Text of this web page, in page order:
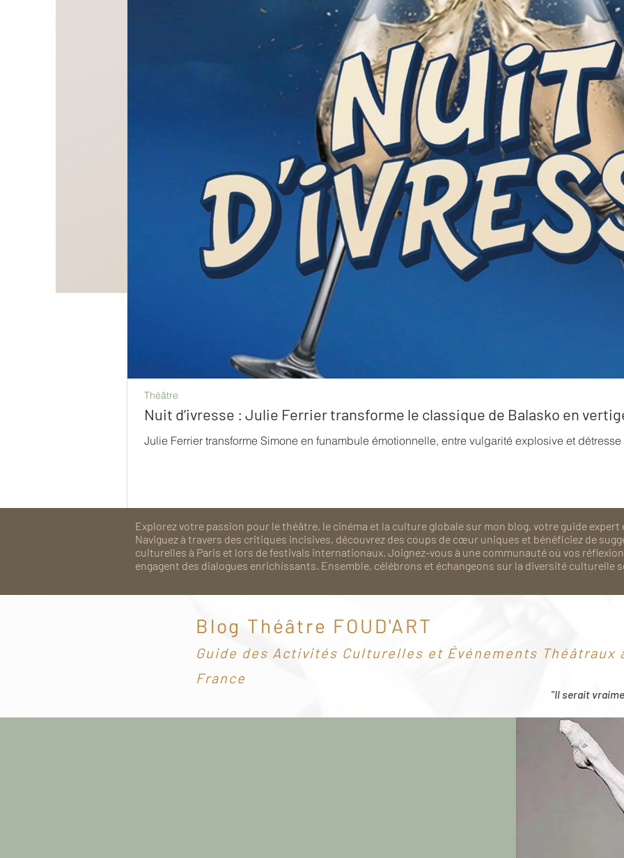
Nuit d’ivresse : Julie Ferrier transforme le classique de Balasko en
Julie Ferrier transforme Simone en funambule émotionnelle, entre vulgarité explosive et
Théâtre
Explorez votre passion pour le théâtre, le cinéma et la culture globale sur mon blog, votre guide expert
Naviguez à travers des critiques incisives, découvrez des coups de cœur uniques et bénéficiez de
culturelles à Paris et lors de festivals internationaux. Joignez-vous à une communauté où vos
engagent des dialogues enrichissants. Ensemble, célébrons et échangeons sur la diversité culturelle
Blog Théâtre FOUD'ART
Guide des Activités Culturelles et Événements Théâtraux
France
"Il serait